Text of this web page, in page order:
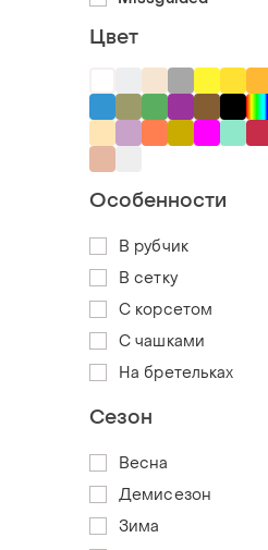
Цвет
Особенности
В рубчик
В сетку
С корсетом
С чашками
На бретельках
Сезон
Весна
Демисезон
Зима